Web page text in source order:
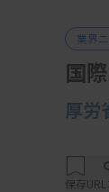
業界
国
厚労
保存